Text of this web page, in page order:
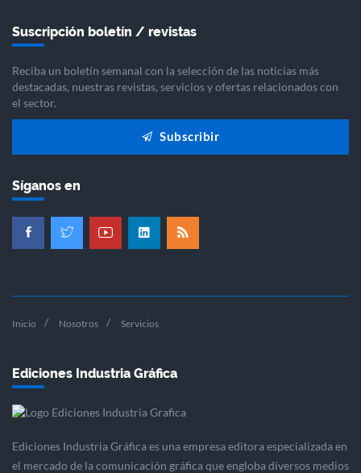
Suscripción boletín / revistas
Reciba un boletín semanal con la selección de las noticias más
destacadas, nuestras revistas, servicios y ofertas relacionados con
el sector.
Subscribir
Síganos en
Inicio Nosotros Servicios
Ediciones Industria Gráfica
Ediciones Industria Gráfica es una empresa editora especializada en
el mercado de la comunicación gráfica que engloba diversos medios